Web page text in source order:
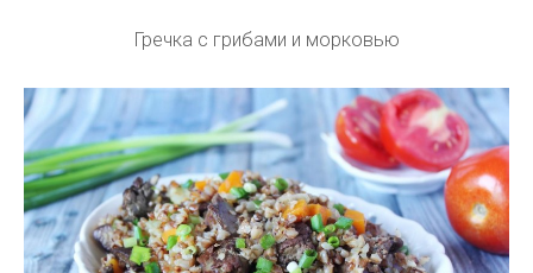
Гречка с грибами и морковью